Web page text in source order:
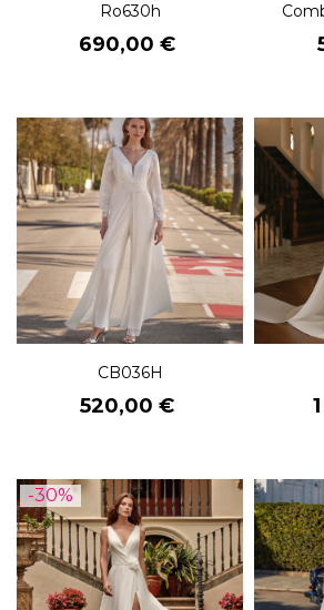
Ro630h
Prix
690,00 €
CB036H
Prix
520,00 €
-30%